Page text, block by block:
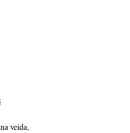
veida,